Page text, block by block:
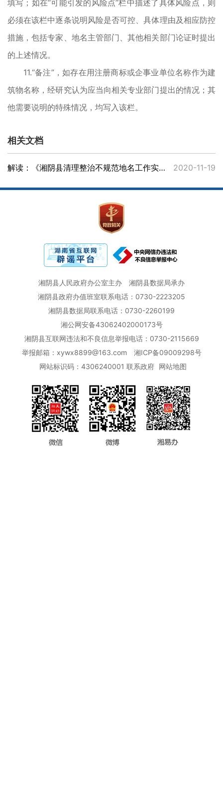
填写；如在“可能引发的风险点”栏中描述了具体风险点，则
必须在该栏中逐条说明风险是否可控、具体理由及相应防控
措施，包括专家、地名主管部门、其他相关部门论证时提出
的上述情况。
11.“备注”，如存在用注册商标或企事业单位名称作为建
筑物名称，经研究认为应当向相关专业部门提出的情况；其
他需要说明的特殊情况，均写入该栏。
相关文档
解读：《湘阴县清理整治不规范地名工作实施方案》 2020-11-19
湘阴县人民政府办公室主办
湘阴县数据局承办
湘阴县政府办值班室联系电话：0730-2223205
湘阴县数据局联系电话：0730-2260199
湘公网安备43062402000173号
湘阴县互联网违法和不良信息举报电话：0730-2115669
举报邮箱：xywx8899@163.com
湘ICP备09009298号
网站标识码：4306240001 联系政府 网站地图